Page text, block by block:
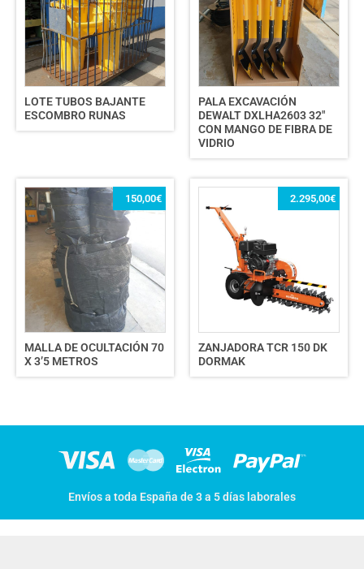
LOTE TUBOS BAJANTE
ESCOMBRO RUNAS
PALA EXCAVACIÓN
DEWALT DXLHA2603 32″
CON MANGO DE FIBRA DE
VIDRIO
MALLA DE OCULTACIÓN 70
X 3’5 METROS
150,00€
ZANJADORA TCR 150 DK
DORMAK
2.295,00€
Envíos a toda España de 3 a 5 días laborales